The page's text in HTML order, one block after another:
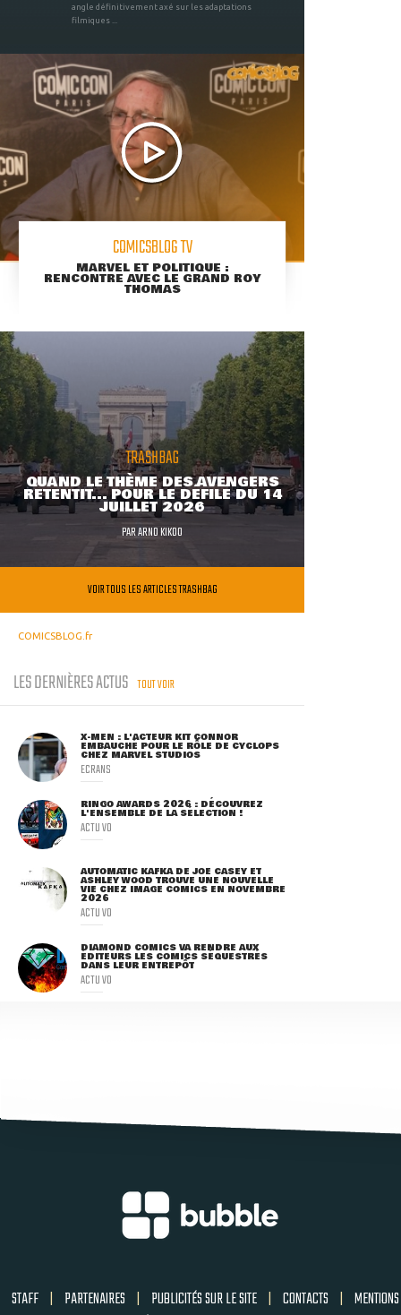
angle définitivement axé sur les adaptations
filmiques ...
COMICSBLOG TV
MARVEL ET POLITIQUE :
RENCONTRE AVEC LE GRAND ROY
THOMAS
TRASHBAG
QUAND LE THÈME DES AVENGERS
RETENTIT... POUR LE DÉFILÉ DU 14
JUILLET 2026
PARARNO KIKOO
VOIR TOUS LES ARTICLES TRASHBAG
COMICSBLOG.fr
LES DERNIÈRES ACTUS TOUT VOIR
X-MEN : L'ACTEUR KIT CONNOR
EMBAUCHÉ POUR LE RÔLE DE CYCLOPS
CHEZ MARVEL STUDIOS
ECRANS
RINGO AWARDS 2026 : DÉCOUVREZ
L'ENSEMBLE DE LA SÉLECTION !
ACTU VO
AUTOMATIC KAFKA DE JOE CASEY ET
ASHLEY WOOD TROUVE UNE NOUVELLE
VIE CHEZ IMAGE COMICS EN NOVEMBRE
2026
ACTU VO
DIAMOND COMICS VA RENDRE AUX
ÉDITEURS LES COMICS SÉQUESTRÉS
DANS LEUR ENTREPÔT
ACTU VO
STAFF | PARTENAIRES | PUBLICITÉS SUR LE SITE | CONTACTS | MENTIONS